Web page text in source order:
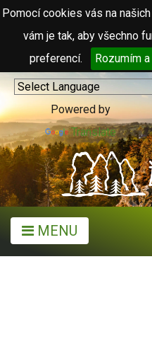
Pomocí cookies vás na
vám je tak, aby všechno
preferencí.
Rozumím
Powered by
Translate
MENU